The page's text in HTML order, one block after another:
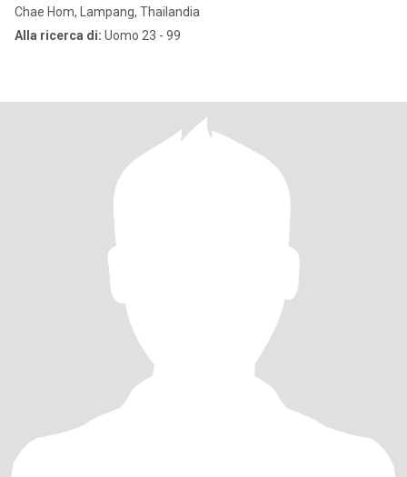
Chae Hom, Lampang, Thailandia
Alla ricerca di: Uomo 23 - 99